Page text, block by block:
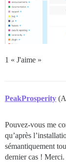
1 « J'aime »
PeakProsperity
Pouvez-vous me
qu’après
sémantiquement
dernier cas ! Merci.